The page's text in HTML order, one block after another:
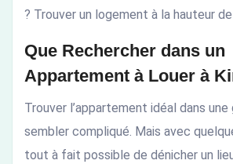
? Trouver un logement à la hauteur
Que Rechercher dans un
Appartement à Louer à
Trouver l’appartement idéal dans
sembler compliqué. Mais avec
tout à fait possible de dénicher un